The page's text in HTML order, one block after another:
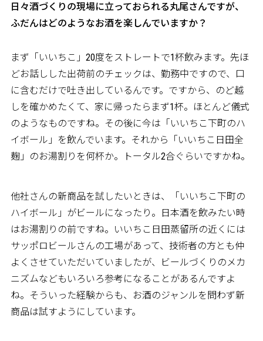
――日々酒づくりの現場に立っておられる丸尾さんですが、
ふだんはどのようなお酒を楽しんでいますか？
まず「いいちこ」20度をストレートで1杯飲みます。先ほ
どお話しした出荷前のチェックは、勤務中ですので、口
に含むだけで吐き出しているんです。ですから、のど越
しを確かめたくて、家に帰ったらまず1杯。ほとんど儀式
のようなものですね。その後に今は「いいちこ下町のハ
イボール」を飲んでいます。それから「いいちこ日田全
麹」のお湯割りを何杯か。トータル2合ぐらいですかね。
他社さんの新商品を試したいときは、「いいちこ下町の
ハイボール」がビールになったり。日本酒を飲みたい時
はお湯割りの前ですね。いいちこ日田蒸留所の近くには
サッポロビールさんの工場があって、技術者の方とも仲
よくさせていただいていましたが、ビールづくりのメカ
ニズムなどもいろいろ参考になることがあるんですよ
ね。そういった経験からも、お酒のジャンルを問わず新
商品は試すようにしています。